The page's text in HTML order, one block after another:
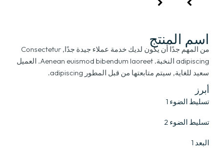
اسم المنتج
من المهم جدًا أن يكون لديك خدمة عملاء جيدة جدًا, Consectetur
adipiscing النخبة. Aenean euismod bibendum laoreet. العميل
سعيد للغاية, سيتم متابعتها من قبل المطور adipiscing.
أبرز
تسليط الضوء 1
تسليط الضوء 2
البعد 1